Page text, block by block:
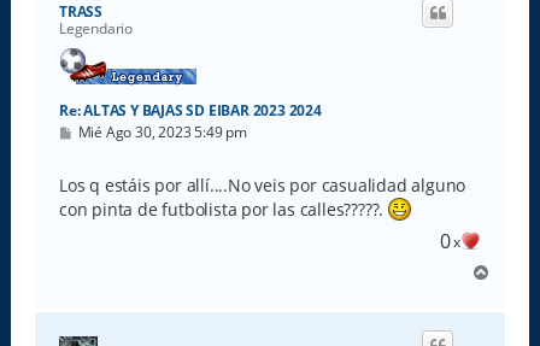
TRASS
Legendario
Re: ALTAS Y BAJAS SD EIBAR 2023 2024
M
s
a
j
Mié Ago 30, 2023 5:49 pm
Los q estáis por allí....No veis por casualidad alguno
con pinta de futbolista por las calles?????.
0x
r